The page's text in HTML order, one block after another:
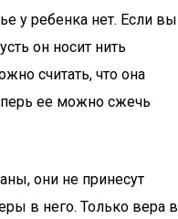
у ребенка нет. Если вы
он носит нить
считать, что она
ее можно сжечь
они не принесут
в него. Только вера в